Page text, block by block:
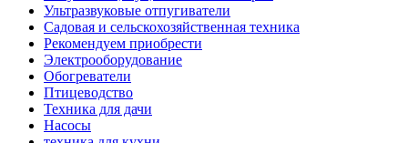
Ультразвуковые отпугиватели
Садовая и сельскохозяйственная техника
Рекомендуем приобрести
Электрооборудование
Обогреватели
Птицеводство
Техника для дачи
Насосы